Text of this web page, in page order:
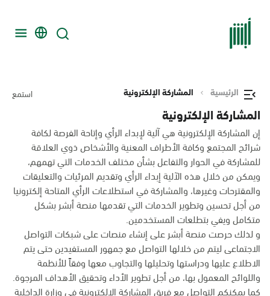
الرئيسية المشاركة الإلكترونية استمع
المشاركة الإلكترونية
إن المشاركة الإلكترونية هي آلية لإبداء الرأي وإتاحة الفرصة لكافة
شرائح المجتمع وكافة الأطراف المعنية والأشخاص ذوي العلاقة
للمشاركة في الحوار والتفاعل بشأن مختلف الخدمات التي تهمهم،
ويمكن من خلال هذه الآلية إبداء الرأي وتقديم المرئيات والتعليقات
والمقترحات وغيرها، والمشاركة في استطلاعات الرأي المتاحة إلكترونيا
من أجل تحسين وتطوير الخدمات التي تقدمها منصة أبشر بشكل
متكامل ويفي بتطلعات المستخدمين.
و لذلك حرصت منصة أبشر على إنشاء منصات على شبكات التواصل
الاجتماعى ليتم من خلالها التواصل مع جمهور المستفيدين حتى يتم
الاطلاع عليها ودراستها وتحليلها والتجاوب معها وفقاً للأنظمة
واللوائح المعمول بها، من أجل تطوير الأداء وتحقيق الأهداف المرجوة.
كما يمكنكم التواصل مع فريق المشاركة الإلكترونية في وزارة الداخلية